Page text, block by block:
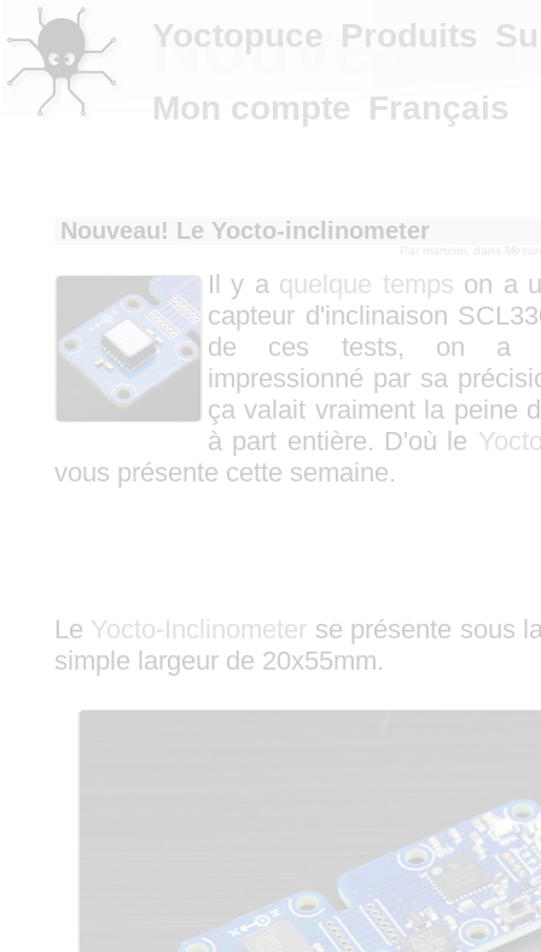
Nouveau!
Nouveau! Le Yocto-inclinometer
Par
Il y a quelque temps on a
capteur d'inclinaison
de ces tests, on a
impressionné par sa
ça valait vraiment la peine
à part entière. D'où le
vous présente cette semaine.
Le Yocto-Inclinometer se présente sous
simple largeur de 20x55mm.
Yoctopuce Produits
Mon compte Français